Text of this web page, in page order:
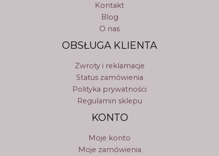
Kontakt
Blog
O nas
OBSŁUGA KLIENTA
Zwroty i reklamacje
Status zamówienia
Polityka prywatności
Regulamin sklepu
KONTO
Moje konto
Moje zamówienia